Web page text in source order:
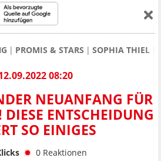
PROMIS & STARS SOPHIA THIEL
08:20
NEUANFANG FÜR
ENTSCHEIDUNG
SO EINIGES
0 Reaktionen